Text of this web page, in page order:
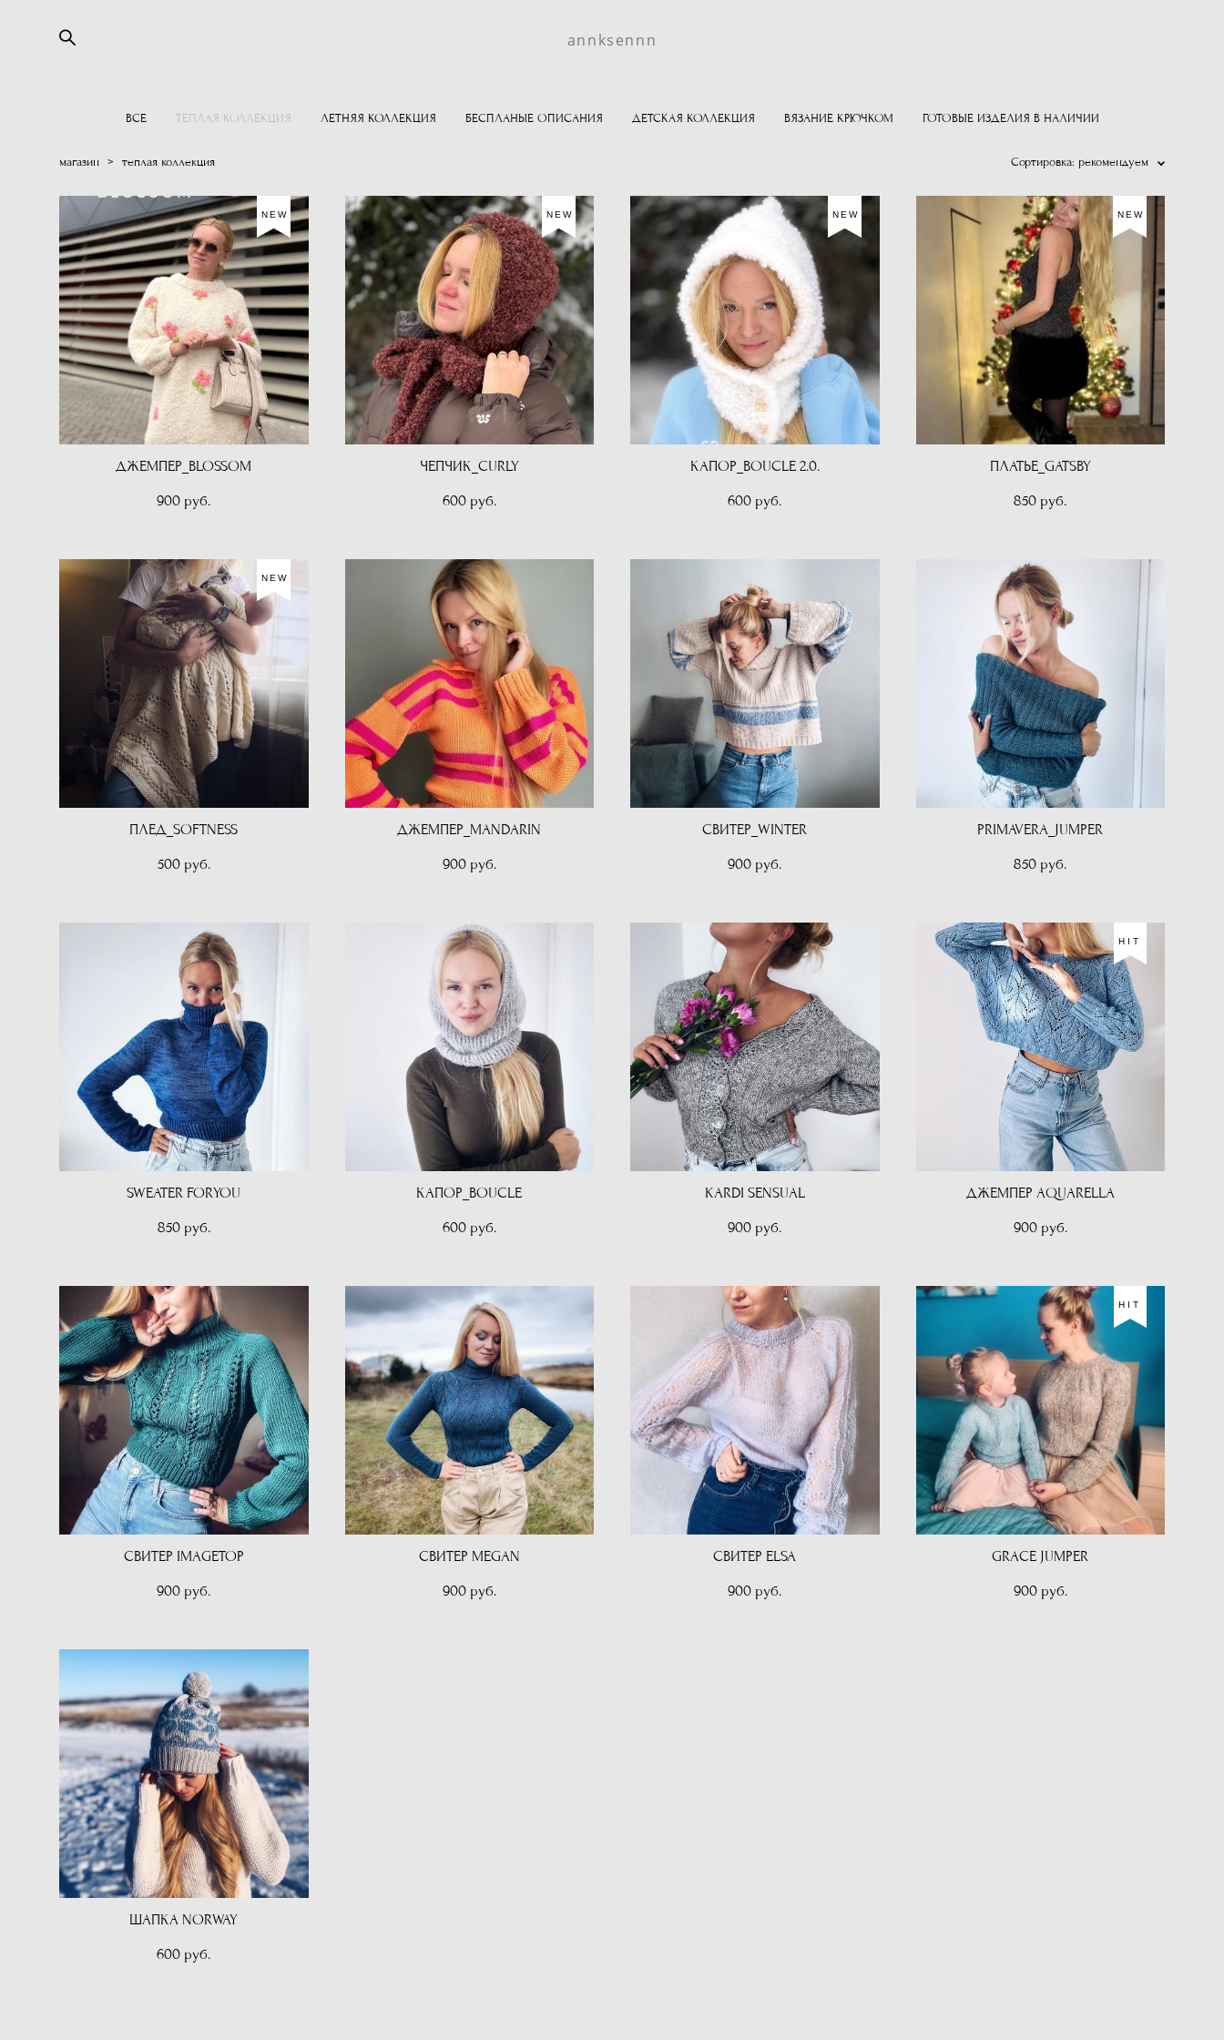
annksennn
ВСЕ ТЕПЛАЯ КОЛЛЕКЦИЯ ЛЕТНЯЯ КОЛЛЕКЦИЯ БЕСПЛАНЫЕ ОПИСАНИЯ ДЕТСКАЯ КОЛЛЕКЦИЯ ВЯЗАНИЕ КРЮЧКОМ ГОТОВЫЕ ИЗДЕЛИЯ В НАЛИЧИИ
магазин > теплая коллекция Сортировка: рекомендуем
NEW
ДЖЕМПЕР_BLOSSOM
900 pуб.
NEW
ЧЕПЧИК_CURLY
600 pуб.
NEW
КАПОР_BOUCLE 2.0.
600 pуб.
NEW
ПЛАТЬЕ_GATSBY
850 pуб.
NEW
ПЛЕД_SOFTNESS
500 pуб.
ДЖЕМПЕР_MANDARIN
900 pуб.
СВИТЕР_WINTER
900 pуб.
PRIMAVERA_JUMPER
850 pуб.
SWEATER FORYOU
850 pуб.
КАПОР_BOUCLE
600 pуб.
KARDI SENSUAL
900 pуб.
HIT
ДЖЕМПЕР AQUARELLA
900 pуб.
СВИТЕР IMAGETOP
900 pуб.
СВИТЕР MEGAN
900 pуб.
СВИТЕР ELSA
900 pуб.
HIT
GRACE JUMPER
900 pуб.
ШАПКА NORWAY
600 pуб.